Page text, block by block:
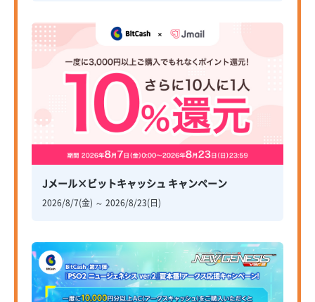
Jメール×ビットキャッシュ キャンペーン
2026/8/7(金) ～ 2026/8/23(日)